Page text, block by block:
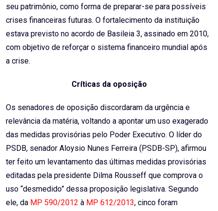
seu patrimônio, como forma de preparar-se para possíveis
crises financeiras futuras. O fortalecimento da instituição
estava previsto no acordo de Basileia 3, assinado em 2010,
com objetivo de reforçar o sistema financeiro mundial após
a crise.
Críticas da oposição
Os senadores de oposição discordaram da urgência e
relevância da matéria, voltando a apontar um uso exagerado
das medidas provisórias pelo Poder Executivo. O líder do
PSDB, senador Aloysio Nunes Ferreira (PSDB-SP), afirmou
ter feito um levantamento das últimas medidas provisórias
editadas pela presidente Dilma Rousseff que comprova o
uso “desmedido” dessa proposição legislativa. Segundo
ele, da MP 590/2012 à MP 612/2013, cinco foram